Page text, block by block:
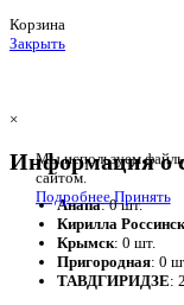
Корзина
Закрыть
Мы используем
сайтом.
ПодробнееПринять
×
Информация о
Анапа: 0 шт.
Кирилла
Крымск: 0 шт.
Пригородная: 0
ТАВДГИРИДЗЕ: